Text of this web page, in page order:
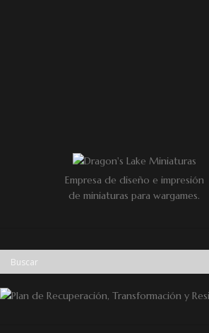
Empresa de diseño e impresión
de miniaturas para wargames.